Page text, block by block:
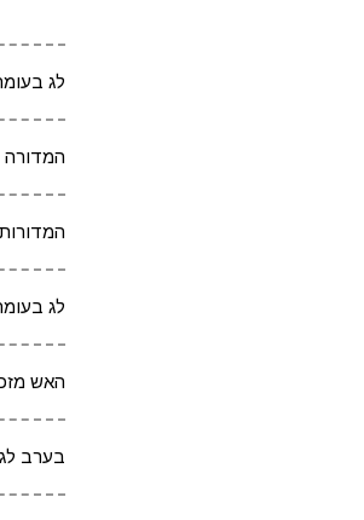
לג
המדורה
לג
האש
בערב